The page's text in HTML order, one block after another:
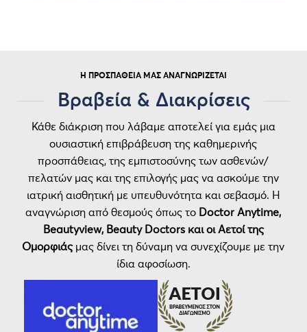
Η ΠΡΟΣΠΆΘΕΙΆ ΜΑΣ ΑΝΑΓΝΩΡΊΖΕΤΑΙ
Βραβεία & Διακρίσεις
Κάθε διάκριση που λάβαμε αποτελεί για εμάς μια
ουσιαστική επιβράβευση της καθημερινής
προσπάθειας, της εμπιστοσύνης των ασθενών/
πελατών μας και της επιλογής μας να ασκούμε την
ιατρική αισθητική με υπευθυνότητα και σεβασμό. Η
αναγνώριση από θεσμούς όπως το Doctor Anytime,
Beautyview, Beauty Doctors και οι Αετοί της
Ομορφιάςμας δίνει τη δύναμη να συνεχίζουμε με την
ίδια αφοσίωση.